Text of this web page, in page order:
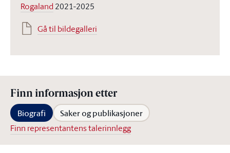
Rogaland 2021-2025
Gå til bildegalleri
Finn informasjon etter
Biografi Saker og publikasjoner
Finn representantens talerinnlegg